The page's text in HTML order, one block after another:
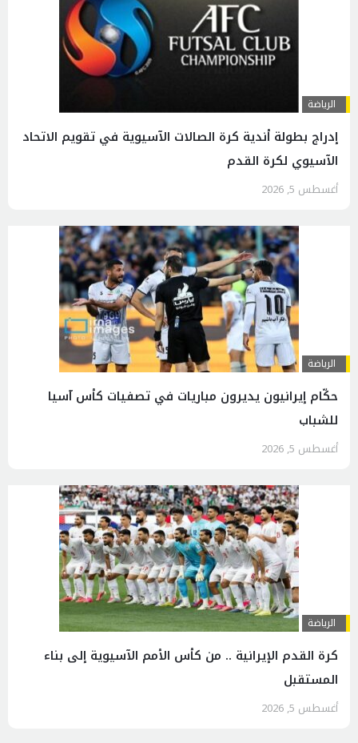
الرياضة
إدراج بطولة أندية كرة الصالات الآسيوية في تقويم الاتحاد
الآسيوي لكرة القدم
أغسطس 5, 2026
الرياضة
حكّام إيرانيون يديرون مباريات في تصفيات كأس آسيا
للشباب
أغسطس 5, 2026
الرياضة
كرة القدم الإيرانية .. من كأس الأمم الآسيوية إلى بناء
المستقبل
أغسطس 5, 2026